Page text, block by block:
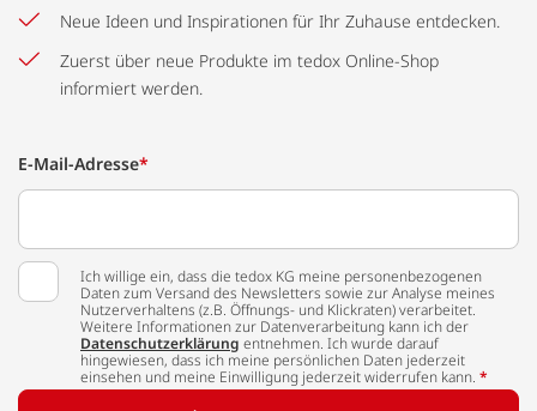
Neue Ideen und Inspirationen für Ihr Zuhause entdecken.
Zuerst über neue Produkte im tedox Online-Shop
informiert werden.
E-Mail-Adresse*
Ich willige ein, dass die tedox KG meine personenbezogenen
Daten zum Versand des Newsletters sowie zur Analyse meines
Nutzerverhaltens (z.B. Öffnungs- und Klickraten) verarbeitet.
Weitere Informationen zur Datenverarbeitung kann ich der
Datenschutzerklärung entnehmen. Ich wurde darauf
hingewiesen, dass ich meine persönlichen Daten jederzeit
einsehen und meine Einwilligung jederzeit widerrufen kann. *